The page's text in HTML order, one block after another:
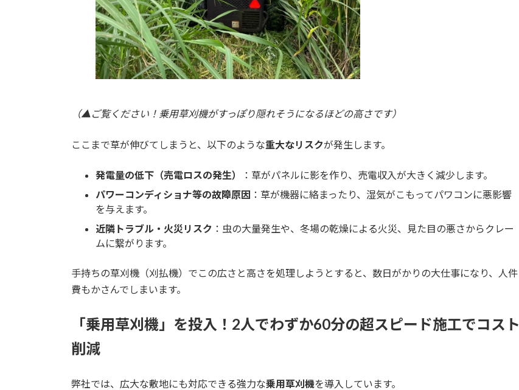
（▲ご覧ください！乗用草刈機がすっぽり隠れそうになるほどの高さです）
ここまで草が伸びてしまうと、以下のような重大なリスクが発生します。
発電量の低下（売電ロスの発生）
：草がパネルに影を作り、売電収入が大きく減少します。
パワーコンディショナ等の故障原因 ：草が機器に絡まったり、湿気がこもってパワコンに悪影響
を与えます。
近隣トラブル・火災リスク ：虫の大量発生や、冬場の乾燥による火災、見た目の悪さからクレー
ムに繋がります。
手持ちの草刈機（刈払機）でこの広さと高さを処理しようとすると、数日がかりの大仕事になり、人件
費もかさんでしまいます。
「乗用草刈機」を投入！2人でわずか60分の超スピード施工でコスト
削減
弊社では、広大な敷地にも対応できる強力な乗用草刈機を導入しています。